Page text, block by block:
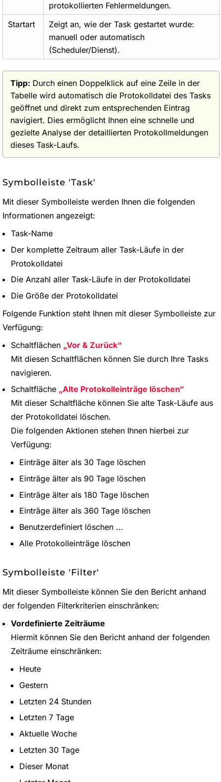
protokollierten Fehlermeldungen.
Startart
Zeigt an, wie der Task gestartet wurde:
manuell oder automatisch
(Scheduler/Dienst).
Tipp: Durch einen Doppelklick auf eine Zeile in der
Tabelle wird automatisch die Protokolldatei des Tasks
geöffnet und direkt zum entsprechenden Eintrag
navigiert. Dies ermöglicht Ihnen eine schnelle und
gezielte Analyse der detaillierten Protokollmeldungen
dieses Task-Laufs.
Symbolleiste 'Task'
Mit dieser Symbolleiste werden Ihnen die folgenden
Informationen angezeigt:
Task-Name
Der komplette Zeitraum aller Task-Läufe in der
Protokolldatei
Die Anzahl aller Task-Läufe in der Protokolldatei
Die Größe der Protokolldatei
Folgende Funktion steht Ihnen mit dieser Symbolleiste zur
Verfügung:
Schaltflächen Vor & Zurück
Mit diesen Schaltflächen können Sie durch Ihre Tasks
navigieren.
Schaltfläche
Alte Protokolleinträge löschen
Mit dieser Schaltfläche können Sie alte Task-Läufe aus
der Protokolldatei löschen.
Die folgenden Aktionen stehen Ihnen hierbei zur
Verfügung:
Einträge älter als 30 Tage löschen
Einträge älter als 90 Tage löschen
Einträge älter als 180 Tage löschen
Einträge älter als 360 Tage löschen
Benutzerdefiniert löschen ...
Alle Protokolleinträge löschen
Symbolleiste 'Filter'
Mit dieser Symbolleiste können Sie den Bericht anhand
der folgenden Filterkriterien einschränken:
Vordefinierte Zeiträume
Hiermit können Sie den Bericht anhand der folgenden
Zeiträume einschränken:
Heute
Gestern
Letzten 24 Stunden
Letzten 7 Tage
Aktuelle Woche
Letzten 30 Tage
Dieser Monat